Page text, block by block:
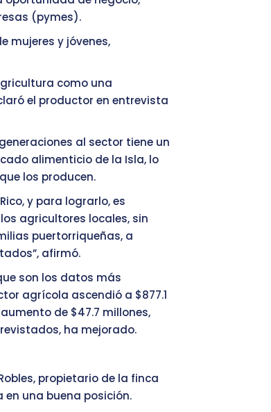
(pymes).
mujeres y jóvenes,
como una
el productor en entrevista
al sector tiene un
alimenticio de la Isla, lo
los producen.
y para lograrlo, es
agricultores locales, sin
puertorriqueñas, a
afirmó.
son los datos más
agrícola ascendió a $877.1
de $47.7 millones,
ha mejorado.
propietario de la finca
en una buena posición.